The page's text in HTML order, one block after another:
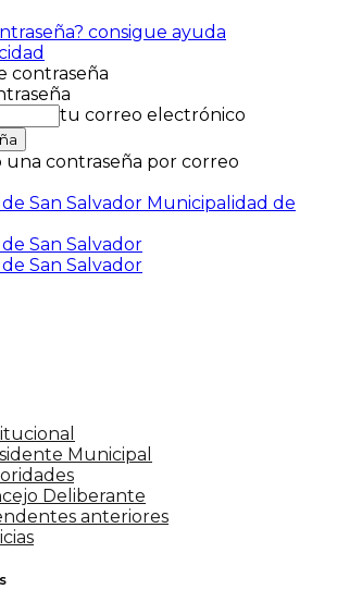
consigue ayuda
contraseña
tu correo electrónico
una contraseña por correo
Municipalidad de
Municipal
Deliberante
anteriores